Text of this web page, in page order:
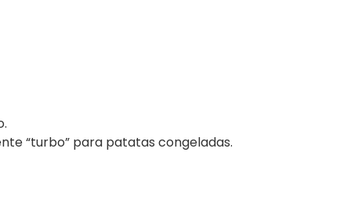
“turbo” para patatas congeladas.